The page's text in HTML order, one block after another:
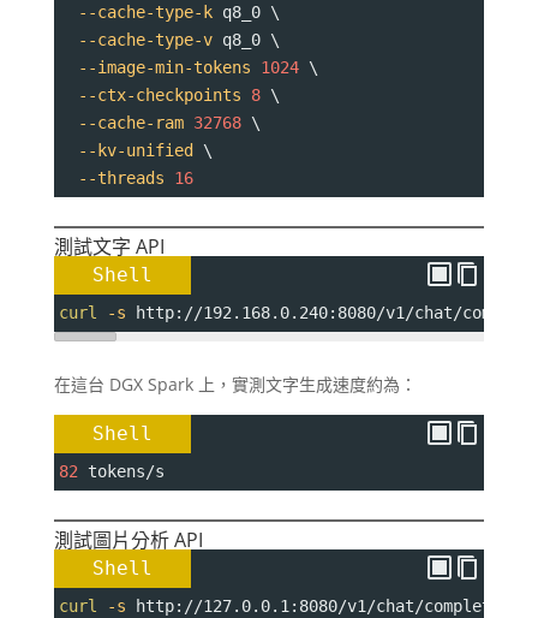
--cache-type-k q8_0 \
--cache-type-v q8_0 \
--image-min-tokens
1024 \
--ctx-checkpoints
8 \
--cache-ram 32768 \
--kv-unified
\
--threads
16
測試文字 API
Shell
curl -s http://192.168.0.240:8080/v1/chat/
在這台 DGX Spark 上，實測文字生成速度約為：
Shell
82 tokens/s
測試圖片分析 API
Shell
curl -s http://127.0.0.1:8080/v1/chat/